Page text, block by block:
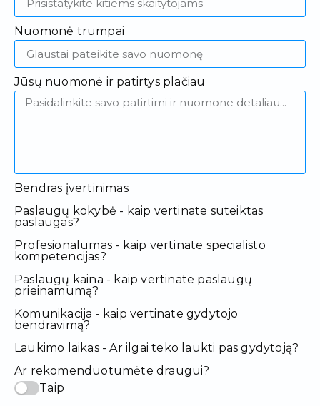
Nuomonė trumpai
Jūsų nuomonė ir patirtys plačiau
Bendras įvertinimas
Paslaugų kokybė - kaip vertinate suteiktas
paslaugas?
Profesionalumas - kaip vertinate specialisto
kompetencijas?
Paslaugų kaina - kaip vertinate paslaugų
prieinamumą?
Komunikacija - kaip vertinate gydytojo
bendravimą?
Laukimo laikas - Ar ilgai teko laukti pas gydytoją?
Ar rekomenduotumėte draugui?
Taip